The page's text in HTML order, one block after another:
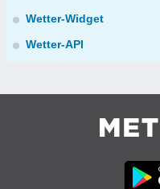
Wetter-Widget
Wetter-API